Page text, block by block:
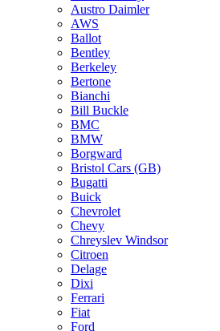
Austro Daimler
AWS
Ballot
Bentley
Berkeley
Bertone
Bianchi
Bill Buckle
BMC
BMW
Borgward
Bristol Cars (GB)
Bugatti
Buick
Chevrolet
Chevy
Chreyslev Windsor
Citroen
Delage
Dixi
Ferrari
Fiat
Ford